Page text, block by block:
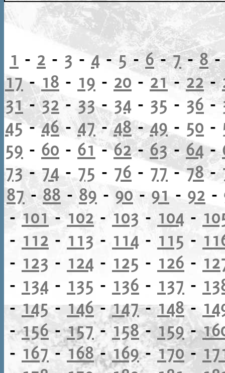
1 - 2 - 3 -4- 5 -6-7-8
17- 18 - 19 - 20 -21-22-
31-32-33- 34 - 35 - 36 -
45-46-47-48-49 - 50 -
59 - 60 - 61-62-63- 64-
73- 74 - 75 - 76 - 77-78-
87- 88 -89 - 90 - 91 - 92 -
-101 -102 - 103 - 104 -
- 112 - 113 - 114 - 115 -
- 123 - 124 - 125 - 126 -
- 134 - 135 - 136 - 137 -
-145-146-147-148-
-156-157-158-159-
- 167-168-169-170-